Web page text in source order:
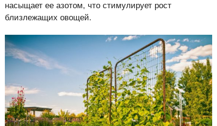
насыщает ее азотом, что стимулирует рост
близлежащих овощей.